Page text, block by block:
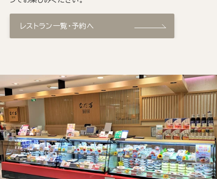
レストラン一覧・予約へ